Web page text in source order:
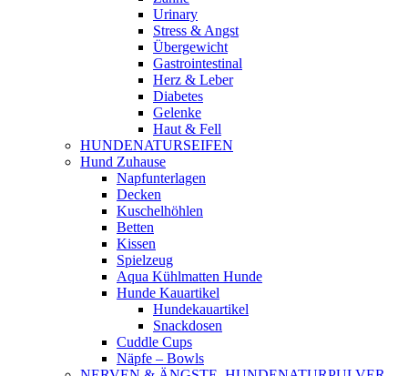
Urinary
Stress & Angst
Übergewicht
Gastrointestinal
Herz & Leber
Diabetes
Gelenke
Haut & Fell
HUNDENATURSEIFEN
Hund Zuhause
Napfunterlagen
Decken
Kuschelhöhlen
Betten
Kissen
Spielzeug
Aqua Kühlmatten Hunde
Hunde Kauartikel
Hundekauartikel
Snackdosen
Cuddle Cups
Näpfe – Bowls